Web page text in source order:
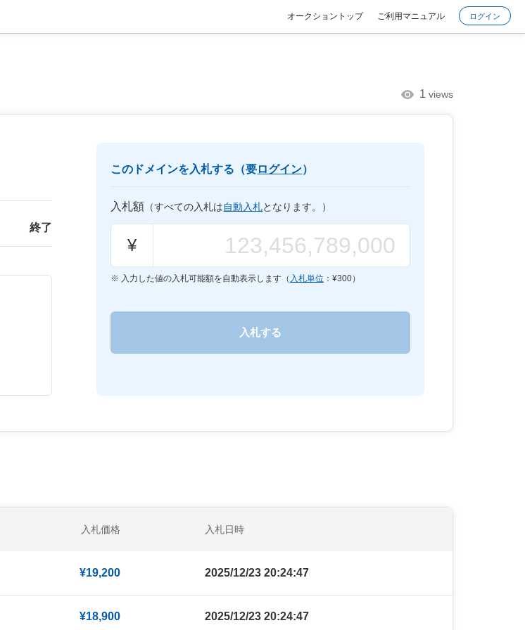
オークショントップ ご利用マニュアル ログイン
1 views
終了
このドメインを入札する（要ログイン）
入札額 （すべての入札は自動入札となります。）
¥
入力した値の入札可能額を自動表示します（ 入札単位 ：¥300）
入札価格 入札日時
¥19,200 2025/12/23 20:24:47
¥18,900 2025/12/23 20:24:47